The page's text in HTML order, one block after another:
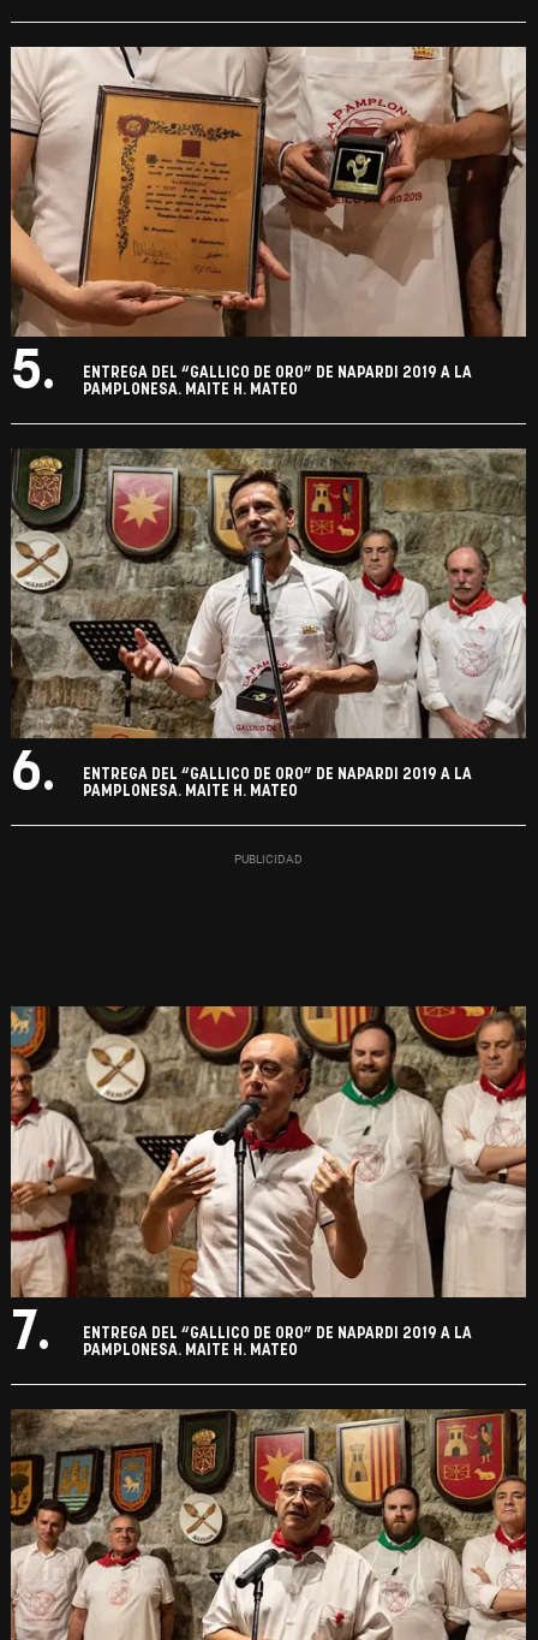
5.
ENTREGA DEL “GALLICO DE ORO” DE NAPARDI 2019 A LA
PAMPLONESA. MAITE H. MATEO
6.
ENTREGA DEL “GALLICO DE ORO” DE NAPARDI 2019 A LA
PAMPLONESA. MAITE H. MATEO
7.
ENTREGA DEL “GALLICO DE ORO” DE NAPARDI 2019 A LA
PAMPLONESA. MAITE H. MATEO